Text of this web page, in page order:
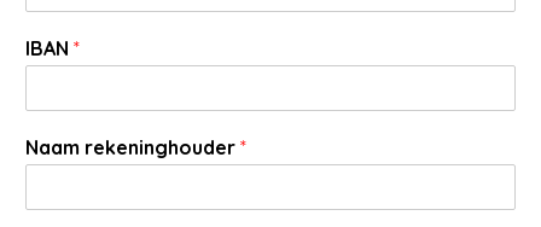
IBAN *
Naam rekeninghouder *